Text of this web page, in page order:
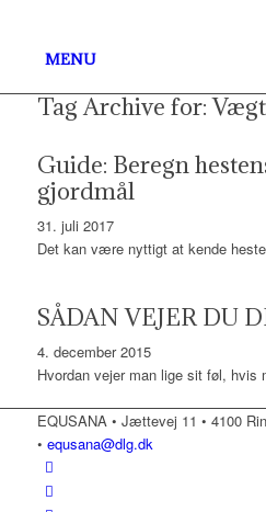
MENU
Tag Archive for:Vægt
Guide: Beregn
gjordmål
31. juli 2017
Det kan være nyttigt at kende
SÅDAN VEJER DU
4. december 2015
Hvordan vejer man lige sit føl,
EQUSANA • Jættevej 11 • 4100
• equsana@dlg.dk